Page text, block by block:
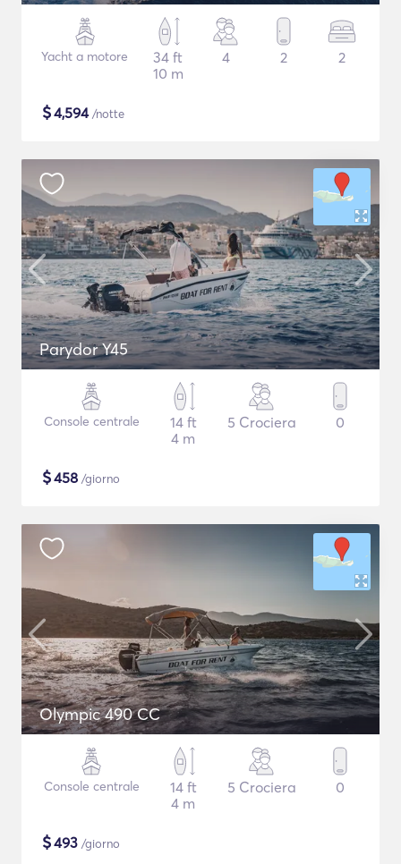
Yacht a motore
34 ft
10 m
4 2 2
$4,594/notte
Parydor Y45
Console centrale
14 ft
4 m
5 Crociera 0
$458 /giorno
Olympic 490 CC
Console centrale
14 ft
4 m
5 Crociera 0
$493 /giorno